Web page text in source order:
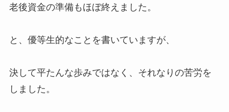
老後資金の準備もほぼ終えました。
と、優等生的なことを書いていますが、
決して平たんな歩みではなく、それなりの苦労を
しました。